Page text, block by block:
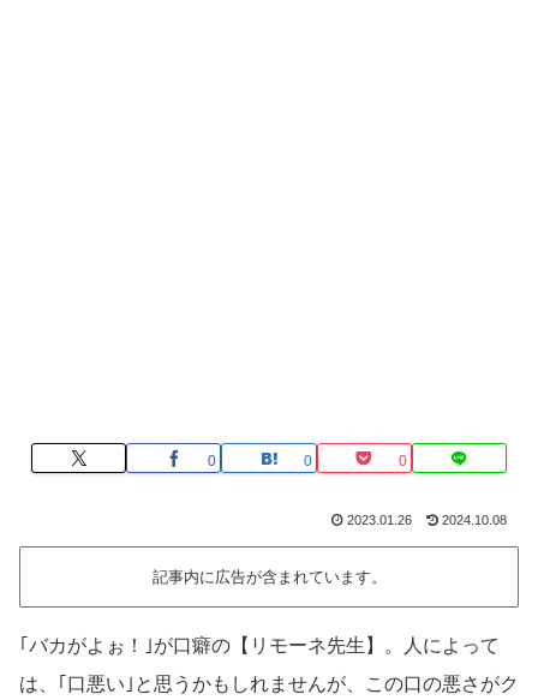
0 0 0
2023.01.26 2024.10.08
記事内に広告が含まれています。
｢バカがよぉ！｣が口癖の【リモーネ先生】。人によって
は、｢口悪い｣と思うかもしれませんが、この口の悪さがク